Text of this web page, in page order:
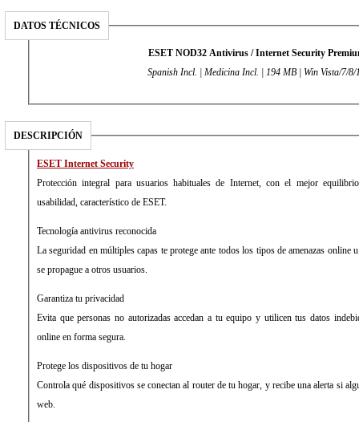
DATOS TÉCNICOS
ESET NOD32 Antivirus / Internet Security
Spanish Incl. | Medicina Incl. | 194 MB | Win Vista/7/8/
DESCRIPCIÓN
ESET Internet Security
Protección integral para usuarios habituales de Internet, con el mejor
usabilidad, característico de ESET.
Tecnología antivirus reconocida
La seguridad en múltiples capas te protege ante todos los tipos de amenazas online
se propague a otros usuarios.
Garantiza tu privacidad
Evita que personas no autorizadas accedan a tu equipo y utilicen tus datos
online en forma segura.
Protege los dispositivos de tu hogar
Controla qué dispositivos se conectan al router de tu hogar, y recibe una alerta si
web.